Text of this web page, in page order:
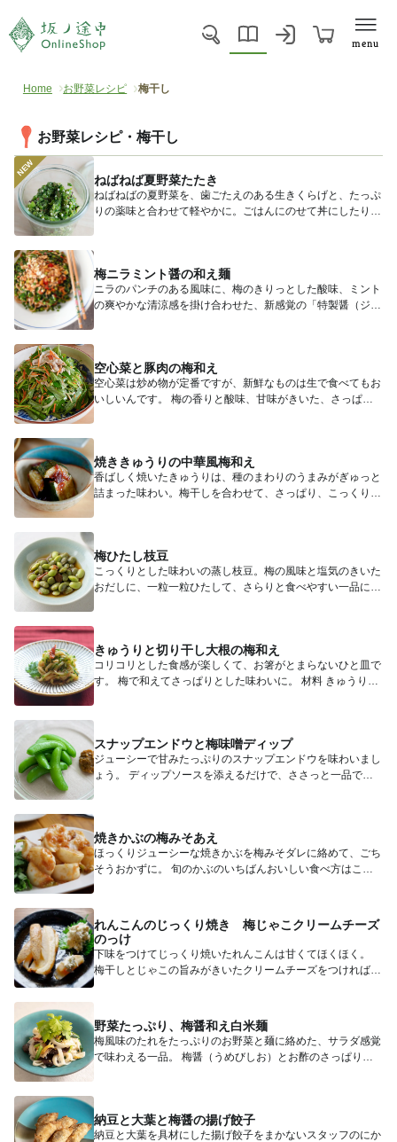
menu
Home お野菜レシピ 梅干し
お野菜レシピ・梅干し
ねばねば夏野菜たたき
ねばねばの夏野菜を、歯ごたえのある生きくらげと、たっぷ
りの薬味と合わせて軽やかに。ごはんにのせて丼にしたり、
梅ニラミント醤の和え麺
ニラのパンチのある風味に、梅のきりっとした酸味、ミント
の爽やかな清涼感を掛け合わせた、新感覚の「特製醤（ジャ
空心菜と豚肉の梅和え
空心菜は炒め物が定番ですが、新鮮なものは生で食べてもお
いしいんです。 梅の香りと酸味、甘味がきいた、さっぱり
焼ききゅうりの中華風梅和え
香ばしく焼いたきゅうりは、種のまわりのうまみがぎゅっと
詰まった味わい。梅干しを合わせて、さっぱり、こっくり
梅ひたし枝豆
こっくりとした味わいの蒸し枝豆。梅の風味と塩気のきいた
おだしに、一粒一粒ひたして、さらりと食べやすい一品に仕
きゅうりと切り干し大根の梅和え
コリコリとした食感が楽しくて、お箸がとまらないひと皿で
す。 梅で和えてさっぱりとした味わいに。 材料 きゅうり
スナップエンドウと梅味噌ディップ
ジューシーで甘みたっぷりのスナップエンドウを味わいまし
ょう。 ディップソースを添えるだけで、ささっと一品でき
あがり。 ...
焼きかぶの梅みそあえ
ほっくりジューシーな焼きかぶを梅みそダレに絡めて、ごち
そうおかずに。 旬のかぶのいちばんおいしい食べ方はこれ
だ！と思え...
れんこんのじっくり焼き 梅じゃこクリームチーズ
のっけ
下味をつけてじっくり焼いたれんこんは甘くてほくほく。
梅干しとじゃこの旨みがきいたクリームチーズをつければ、
おつまみに...
野菜たっぷり、梅醤和え白米麺
梅風味のたれをたっぷりのお野菜と麺に絡めた、サラダ感覚
で味わえる一品。 梅醤（うめびしお）とお酢のさっぱりと
納豆と大葉と梅醤の揚げ餃子
納豆と大葉を具材にした揚げ餃子をまかないスタッフのにか